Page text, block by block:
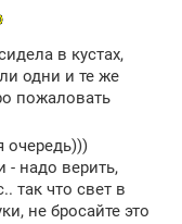
в кустах,
одни и те же
пожаловать
очередь)))
- надо верить,
так что свет в
не бросайте это